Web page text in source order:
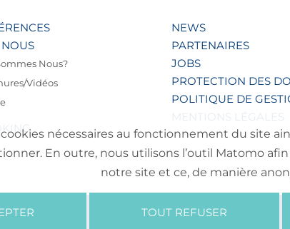
Nous?
Vidéos
NEWS
PARTENAIRES
JOBS
PROTECTION DES
POLITIQUE DE
MENTIONS LÉGALES
nécessaires au fonctionnement du site
En outre, nous utilisons l’outil Matomo
notre site et ce, de manière
TOUT REFUSER